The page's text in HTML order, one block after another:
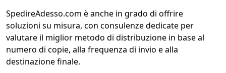
SpedireAdesso.com è anche in grado di offrire
soluzioni su misura, con consulenze dedicate per
valutare il miglior metodo di distribuzione in base al
numero di copie, alla frequenza di invio e alla
destinazione finale.